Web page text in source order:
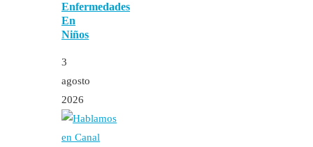
Enfermedades
En
Niños
3
agosto
2026